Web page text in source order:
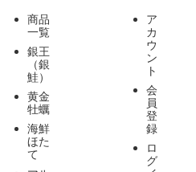
商品
一覧
銀王
（銀
鮭）
黄金
牡蠣
海鮮
ほた
て
ア
カ
ウ
ン
ト
会
員
登
録
ロ
グ